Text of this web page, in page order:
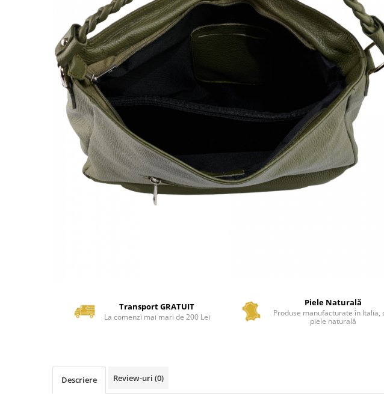
Transport GRATUIT
La comenzi mai mari de 200 Lei
Piele Naturală
Produse manufacturate în Italia,
piele naturală
Descriere Review-uri (0)